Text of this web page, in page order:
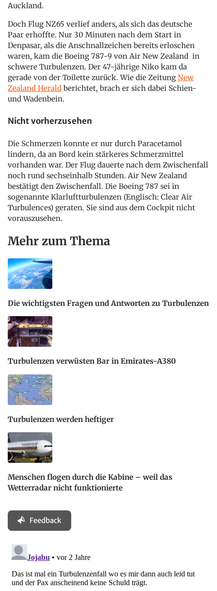
Auckland.
Doch Flug NZ65 verlief anders, als sich das deutsche
Paar erhoffte. Nur 30 Minuten nach dem Start in
Denpasar, als die Anschnallzeichen bereits erloschen
waren, kam die Boeing 787-9 von Air New Zealand in
schwere Turbulenzen. Der 47-jährige Niko kam da
gerade von der Toilette zurück. Wie die Zeitung New
Zealand Herald berichtet, brach er sich dabei Schien-
und Wadenbein.
Nicht vorherzusehen
Die Schmerzen konnte er nur durch Paracetamol
lindern, da an Bord kein stärkeres Schmerzmittel
vorhanden war. Der Flug dauerte nach dem Zwischenfall
noch rund sechseinhalb Stunden. Air New Zealand
bestätigt den Zwischenfall. Die Boeing 787 sei in
sogenannte Klarluftturbulenzen (Englisch: Clear Air
Turbulences) geraten. Sie sind aus dem Cockpit nicht
vorauszusehen.
Mehr zum Thema
Die wichtigsten Fragen und Antworten zu Turbulenzen
Turbulenzen verwüsten Bar in Emirates-A380
Turbulenzen werden heftiger
Menschen flogen durch die Kabine – weil das
Wetterradar nicht funktionierte
Feedback